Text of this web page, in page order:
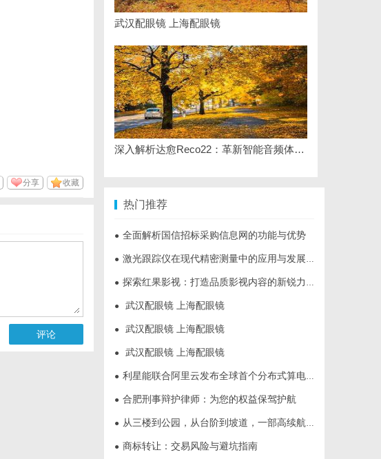
收藏
分享
评论
武汉配眼镜 上海配眼镜
深入解析达愈Reco22：革新智能音频体验的先锋技术
热门推荐
● 全面解析国信招标采购信息网的功能与优势
● 激光跟踪仪在现代精密测量中的应用与发展趋势
● 探索红果影视：打造品质影视内容的新锐力量
● 武汉配眼镜 上海配眼镜
● 武汉配眼镜 上海配眼镜
● 武汉配眼镜 上海配眼镜
● 利星能联合阿里云发布全球首个分布式算电协同解决方案
● 合肥刑事辩护律师：为您的权益保驾护航
● 从三楼到公园，从台阶到坡道，一部高续航电动轮椅如何改变生活
● 商标转让：交易风险与避坑指南